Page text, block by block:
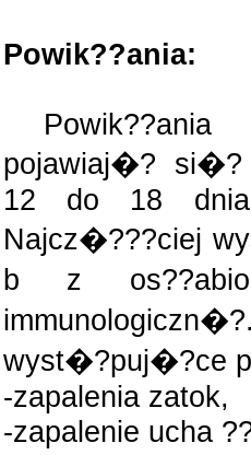
Powik??ania:
Powik??ania
pojawiaj�? si�?
12 do 18
Najcz�???ciej
b z
wyst�?puj�?ce
-zapalenia zatok,
-zapalenie ucha